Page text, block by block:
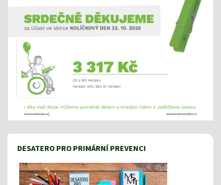
DESATERO PRO PRIMÁRNÍ PREVENCI